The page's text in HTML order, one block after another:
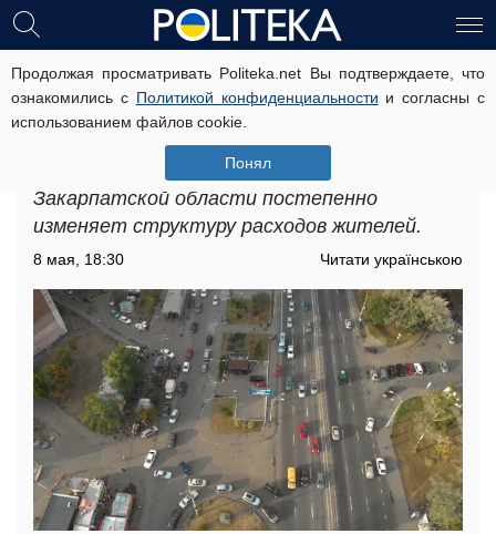
Продолжая просматривать Politeka.net Вы подтверждаете, что
ознакомились с Политикой конфиденциальности и согласны с
использованием файлов cookie.
Понял
Подорожание проезда в
Закарпатской области: цены
претерпели ощутимые изменения
На этом фоне удорожание проезда в
Закарпатской области постепенно
изменяет структуру расходов жителей.
8 мая, 18:30 Читати українською